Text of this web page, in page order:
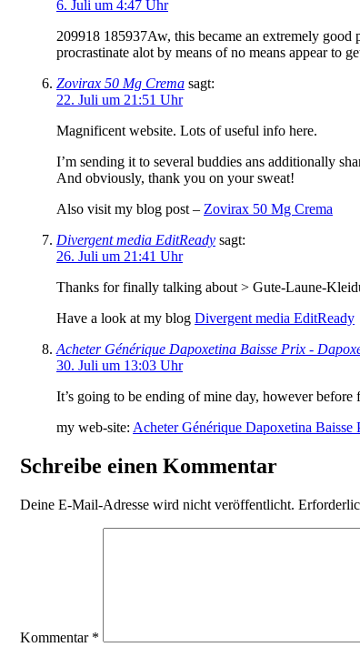
6. Juli um 4:47 Uhr
209918 185937Aw, this became an extremely
procrastinate alot by means of no means appear to
Zovirax 50 Mg Crema sagt:
22. Juli um 21:51 Uhr
Magnificent website. Lots of useful info here.
I’m sending it to several buddies ans additionally
And obviously, thank you on your sweat!
Also visit my blog post – Zovirax 50 Mg Crema
Divergent media EditReady sagt:
26. Juli um 21:41 Uhr
Thanks for finally talking about > Gute-Laune-
Have a look at my blog Divergent media EditReady
Acheter Générique Dapoxetina Baisse Prix -
30. Juli um 13:03 Uhr
It’s going to be ending of mine day, however
my web-site: Acheter Générique Dapoxetina
Schreibe einen Kommentar
Deine E-Mail-Adresse wird nicht veröffentlicht.
Kommentar *